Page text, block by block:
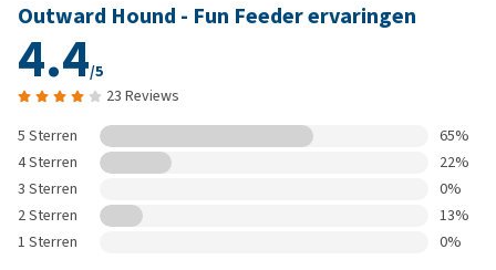
Outward Hound - Fun Feeder ervaringen
4.4/5
23 Reviews
5 Sterren
65%
4 Sterren
22%
3 Sterren
0%
2 Sterren
13%
1 Sterren
0%